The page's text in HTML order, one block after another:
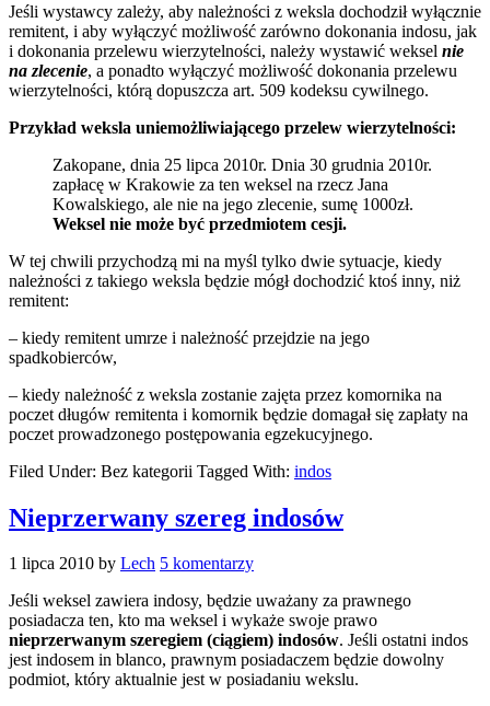
Jeśli wystawcy zależy, aby należności z weksla dochodził wyłącznie
remitent, i aby wyłączyć możliwość zarówno dokonania indosu, jak
i dokonania przelewu wierzytelności, należy wystawić weksel nie
na zlecenie, a ponadto wyłączyć możliwość dokonania przelewu
wierzytelności, którą dopuszcza art. 509 kodeksu cywilnego.
Przykład weksla uniemożliwiającego przelew wierzytelności:
Zakopane, dnia 25 lipca 2010r. Dnia 30 grudnia 2010r.
zapłacę w Krakowie za ten weksel na rzecz Jana
Kowalskiego, ale nie na jego zlecenie, sumę 1000zł.
Weksel nie może być przedmiotem cesji.
W tej chwili przychodzą mi na myśl tylko dwie sytuacje, kiedy
należności z takiego weksla będzie mógł dochodzić ktoś inny, niż
remitent:
– kiedy remitent umrze i należność przejdzie na jego
spadkobierców,
– kiedy należność z weksla zostanie zajęta przez komornika na
poczet długów remitenta i komornik będzie domagał się zapłaty na
poczet prowadzonego postępowania egzekucyjnego.
Filed Under: Bez kategorii Tagged With: indos
Nieprzerwany szereg indosów
1 lipca 2010 by Lech 5 komentarzy
Jeśli weksel zawiera indosy, będzie uważany za prawnego
posiadacza ten, kto ma weksel i wykaże swoje prawo
nieprzerwanym szeregiem (ciągiem) indosów. Jeśli ostatni indos
jest indosem in blanco, prawnym posiadaczem będzie dowolny
podmiot, który aktualnie jest w posiadaniu wekslu.